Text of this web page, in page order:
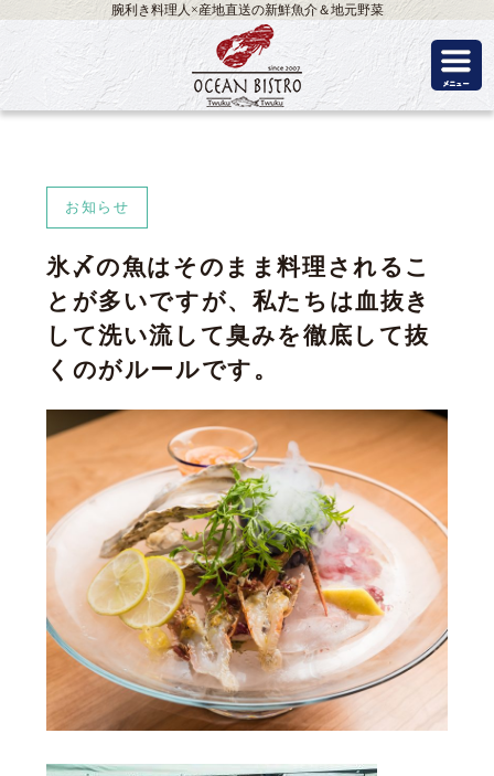
腕利き料理人×産地直送の新鮮魚介＆地元野菜
お知らせ
氷〆の魚はそのまま料理されるこ
とが多いですが、私たちは血抜き
して洗い流して臭みを徹底して抜
くのがルールです。